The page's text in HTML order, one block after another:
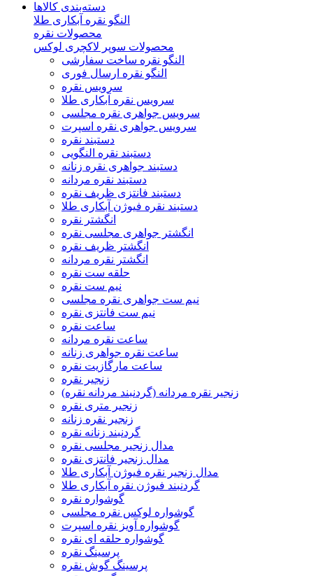
دسته‌بندی‌ کالاها
النگو نقره آبکاری طلا
محصولات نقره
محصولات سوپر لاکچری لوکس
النگو نقره ساخت سفارشی
النگو نقره ارسال فوری
سرویس نقره
سرویس نقره آبکاری طلا
سرویس جواهری نقره مجلسی
سرویس جواهری نقره اسپرت
دستبند نقره
دستبند نقره النگویی
دستبند جواهری نقره زنانه
دستبند نقره مردانه
دستبند فانتزی ظریف نقره
دستبند نقره فیوژن آبکاری طلا
انگشتر نقره
انگشتر جواهری مجلسی نقره
انگشتر ظریف نقره
انگشتر نقره مردانه
حلقه ست نقره
نیم ست نقره
نیم ست جواهری نقره مجلسی
نیم ست فانتزی نقره
ساعت نقره
ساعت نقره مردانه
ساعت نقره جواهری زنانه
ساعت مارگازیت نقره
زنجیر نقره
زنجیر نقره مردانه (گردنبند مردانه نقره)
زنجیر متری نقره
زنجیر نقره زنانه
گردنبند زنانه نقره
مدال زنجیر مجلسی نقره
مدال زنجیر فانتزی نقره
مدال زنجیر نقره فیوژن آبکاری طلا
گردنبند فیوژن نقره آبکاری طلا
گوشواره نقره
گوشواره لوکس نقره مجلسی
گوشواره آویز نقره اسپرت
گوشواره حلقه ای نقره
پرسینگ نقره
پرسینگ گوش نقره